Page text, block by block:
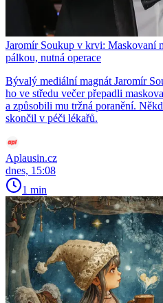
Jaromír Soukup v krvi: Maskovaní
pálkou, nutná operace
Bývalý mediální magnát Jaromír
ho ve středu večer přepadli
a způsobili mu tržná poranění.
skončil v péči lékařů.
Aplausin.cz
dnes, 15:08
1 min